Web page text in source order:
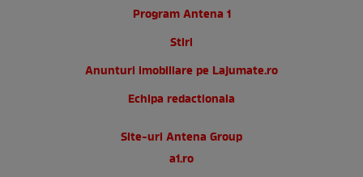
Program Antena 1
Stiri
Anunturi imobiliare pe Lajumate.ro
Echipa redactionala
Site-uri Antena Group
a1.ro